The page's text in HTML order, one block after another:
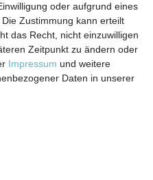
AGB
Widerrufs­recht
oder aufgrund eines
Zustimmung kann erteilt
das Recht, nicht einzuwilligen
Zeitpunkt zu ändern oder
Impressum und weitere
Daten in unserer